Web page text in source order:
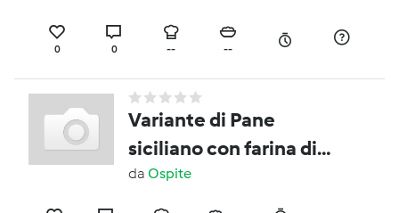
0 0 -- --
Variante di Pane
siciliano con farina di
semola rimacinata
da Ospite